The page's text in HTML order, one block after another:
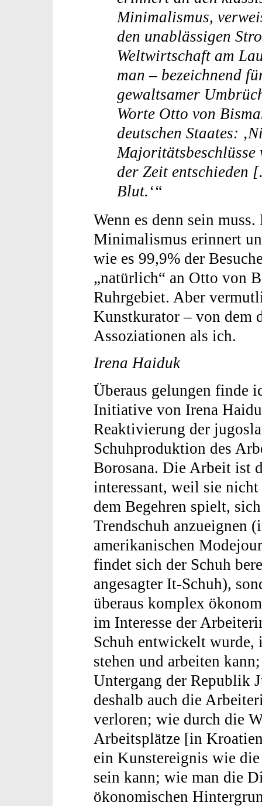
Minimalismus,
den unablässigen
Weltwirtschaft am
man – bezeichnend
gewaltsamer
Worte Otto von
deutschen Staates:
Majoritätsbeschlüsse
der Zeit entschieden
Blut.‘“
Wenn es denn sein
Minimalismus erinnert
wie es 99,9% der
„natürlich“ an Otto von
Ruhrgebiet. Aber
Kunstkurator – von dem
Assoziationen als ich.
Irena Haiduk
Überaus gelungen finde
Initiative von Irena
Reaktivierung der
Schuhproduktion des
Borosana. Die Arbeit ist
interessant, weil sie
dem Begehren spielt,
Trendschuh anzueignen
amerikanischen
findet sich der Schuh
angesagter It-Schuh),
überaus kom­plex
im Interesse der
Schuh entwickelt wurde,
stehen und arbeiten
Untergang der Republik
deshalb auch die
verloren; wie durch die
Arbeitsplätze [in
ein Kunstereignis wie
sein kann; wie man die
ökonomischen